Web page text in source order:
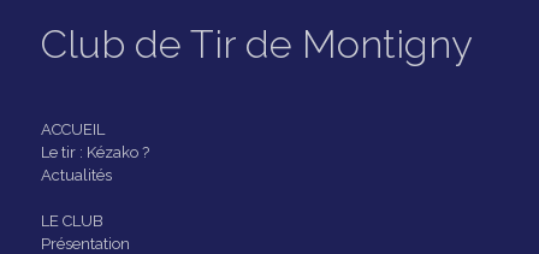
Club de Tir de Montigny
ACCUEIL
Le tir : Kézako ?
Actualités
LE CLUB
Présentation